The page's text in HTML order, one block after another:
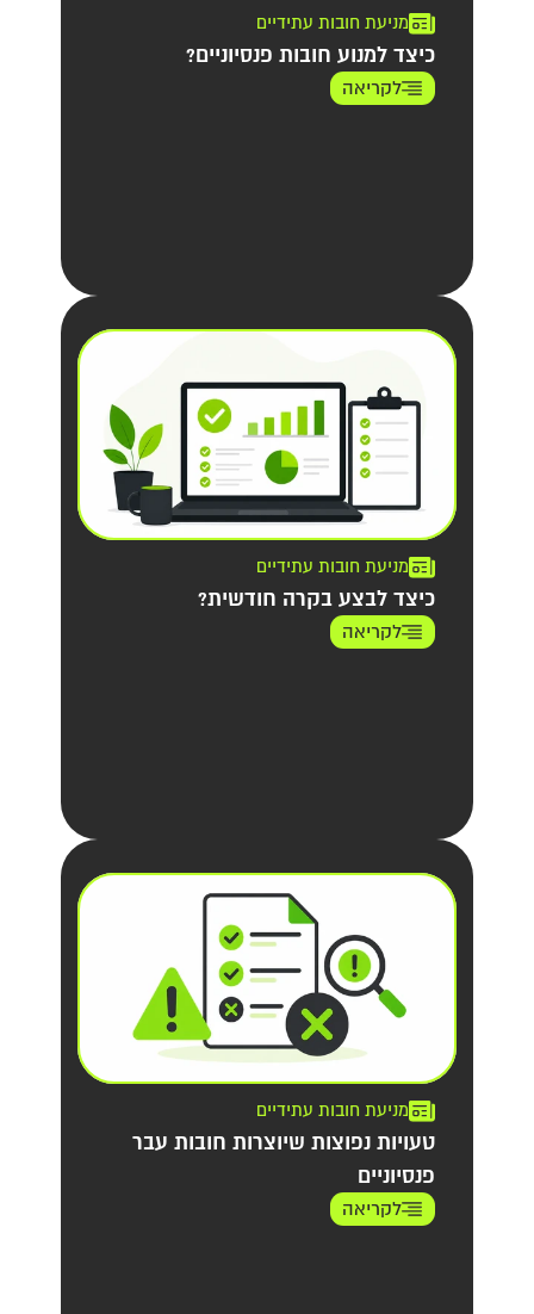
מניעת חובות עתידיים
כיצד למנוע חובות פנסיוניים?
לקריאה
מניעת חובות עתידיים
כיצד לבצע בקרה חודשית?
לקריאה
מניעת חובות עתידיים
טעויות נפוצות שיוצרות חובות עבר
פנסיוניים
לקריאה